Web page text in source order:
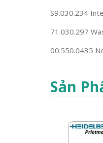
S9.030.234
71.030.297
00.550.0435
Sản